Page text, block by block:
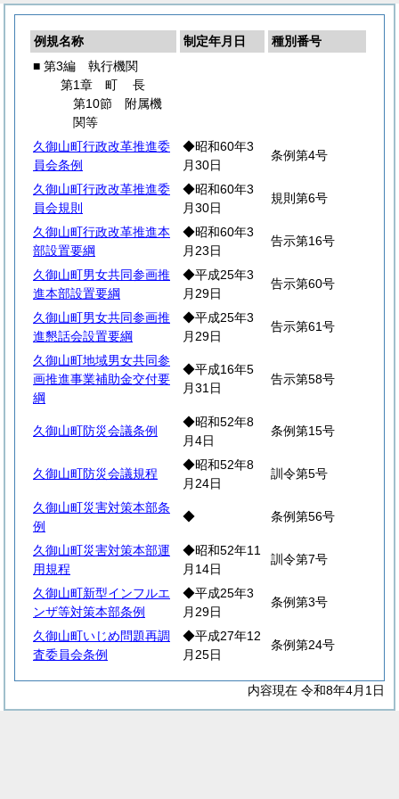
例規名称 制定年月日
種別番号
■ 第3編 執行機関
第1章 町長
第10節 附属機
関等
久御山町行政改革推進委
員会条例
◆昭和60年3
月30日
条例第4号
久御山町行政改革推進委
員会規則
◆昭和60年3
月30日
規則第6号
久御山町行政改革推進本
部設置要綱
◆昭和60年3
月23日
告示第16号
久御山町男女共同参画推
進本部設置要綱
◆平成25年3
月29日
告示第60号
久御山町男女共同参画推
進懇話会設置要綱
◆平成25年3
月29日
告示第61号
久御山町地域男女共同参
画推進事業補助金交付要
綱
◆平成16年5
月31日
告示第58号
久御山町防災会議条例
◆昭和52年8
月4日
条例第15号
久御山町防災会議規程
◆昭和52年8
月24日
訓令第5号
久御山町災害対策本部条
例
◆ 条例第56号
久御山町災害対策本部運
用規程
◆昭和52年11
月14日
訓令第7号
久御山町新型インフルエ
ンザ等対策本部条例
◆平成25年3
月29日
条例第3号
久御山町いじめ問題再調
査委員会条例
◆平成27年12
月25日
条例第24号
内容現在 令和8年4月1日